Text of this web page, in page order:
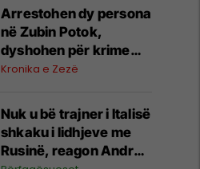
Arrestohen dy persona
në Zubin Potok,
dyshohen për krime
lufte ndaj popullatës
Kronika e Zezë
Nuk u bë trajner i Italisë
shkaku i lidhjeve me
Rusinë, reagon Andrea